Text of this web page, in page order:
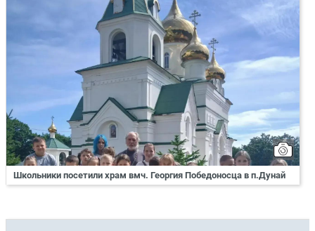
Школьники посетили храм вмч. Георгия Победоносца в п.Дунай